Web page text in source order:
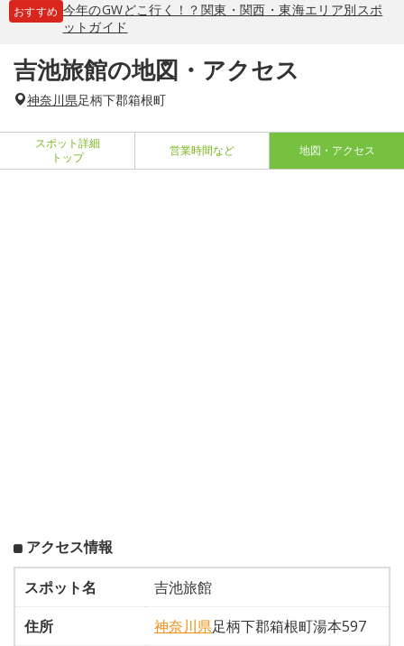
おすすめ 今年のGWどこ行く！？関東・関西・東海エリア別スポ
ットガイド
吉池旅館の地図・アクセス
神奈川県足柄下郡箱根町
スポット詳細
トップ
営業時間など 地図・アクセス
アクセス情報
スポット名
吉池旅館
住所
神奈川県足柄下郡箱根町湯本597